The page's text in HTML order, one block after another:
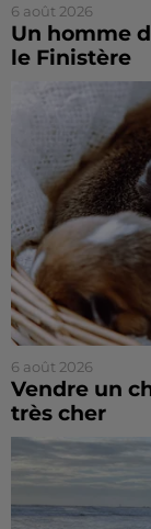
6 août 2026
Un homme
le Finistère
6 août 2026
Vendre un
très cher